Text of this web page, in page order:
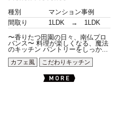
種別
マンション事例
間取り
1LDK → 1LDK
〜香りたつ田園の日々、南仏プロ
バンス〜 料理が楽しくなる、魔法
のキッチン パントリーをしっか...
カフェ風
こだわりキッチン